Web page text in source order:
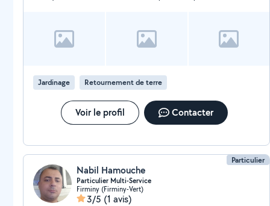
Jardinage Retournement de terre
Voir le profil Contacter
Particulier
Nabil Hamouche
Particulier Multi-Service
Firminy (Firminy-Vert)
3/5 (1 avis)